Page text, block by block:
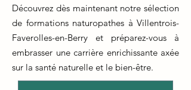
Découvrez dès maintenant notre sélection
de formations naturopathes à Villentrois-
Faverolles-en-Berry et préparez-vous à
embrasser une carrière enrichissante axée
sur la santé naturelle et le bien-être.